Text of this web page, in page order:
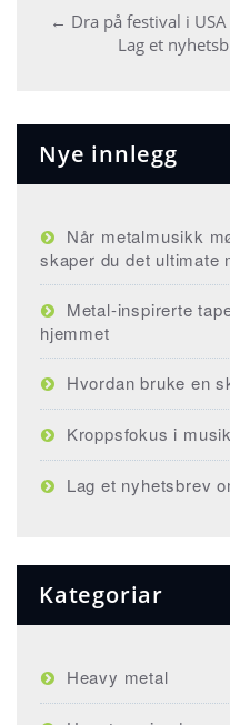
Post
navigation
← Dra på festival i USA
Lag et
Nye innlegg
Når metalmusikk
skaper du det ultimate
Metal-inspirerte
hjemmet
Hvordan bruke en
Kroppsfokus i
Lag et nyhetsbrev
Kategoriar
Heavy metal